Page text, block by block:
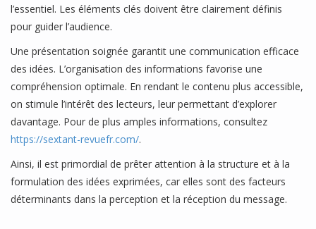
MAIN MENU
NEWS
EVENTS
JOIN NOW
ABOUT US
LIBRARY
CONTACT
l’essentiel. Les éléments clés doivent être clairement définis
pour guider l’audience.
Une présentation soignée garantit une communication efficace
des idées. L’organisation des informations favorise une
compréhension optimale. En rendant le contenu plus accessible,
on stimule l’intérêt des lecteurs, leur permettant d’explorer
davantage. Pour de plus amples informations, consultez
https://sextant-revuefr.com/.
Ainsi, il est primordial de prêter attention à la structure et à la
formulation des idées exprimées, car elles sont des facteurs
déterminants dans la perception et la réception du message.